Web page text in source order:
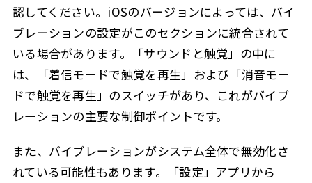
認してください。iOSのバージョンによっては、バイ
ブレーションの設定がこのセクションに統合されて
いる場合があります。「サウンドと触覚」の中に
は、「着信モードで触覚を再生」および「消音モー
ドで触覚を再生」のスイッチがあり、これがバイブ
レーションの主要な制御ポイントです。
また、バイブレーションがシステム全体で無効化さ
れている可能性もあります。「設定」アプリから